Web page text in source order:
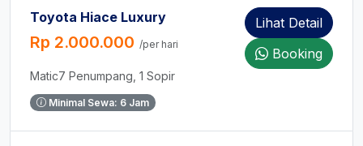
Toyota Hiace Luxury
Rp 2.000.000 /per hari
Matic7 Penumpang, 1 Sopir
Minimal Sewa: 6 Jam
Lihat Detail
Booking